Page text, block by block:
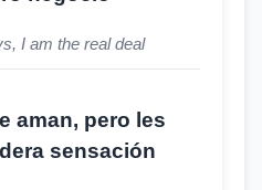
I am the real deal
aman, pero les
sensación